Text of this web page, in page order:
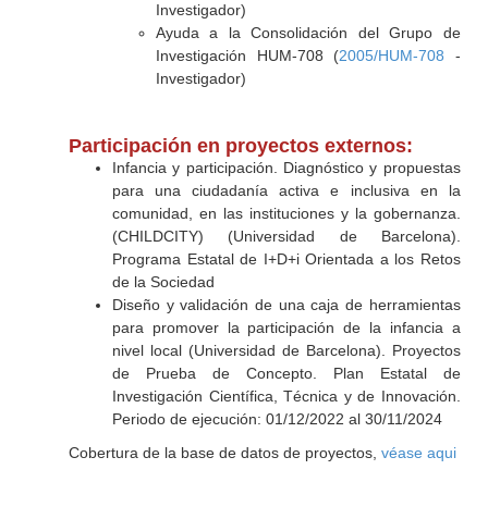
Investigador)
Ayuda a la Consolidación del Grupo de
Investigación HUM-708 (2005/HUM-708 -
Investigador)
Participación en proyectos externos:
Infancia y participación. Diagnóstico y propuestas
para una ciudadanía activa e inclusiva en la
comunidad, en las instituciones y la gobernanza.
(CHILDCITY) (Universidad de Barcelona).
Programa Estatal de I+D+i Orientada a los Retos
de la Sociedad
Diseño y validación de una caja de herramientas
para promover la participación de la infancia a
nivel local (Universidad de Barcelona). Proyectos
de Prueba de Concepto. Plan Estatal de
Investigación Científica, Técnica y de Innovación.
Periodo de ejecución: 01/12/2022 al 30/11/2024
Cobertura de la base de datos de proyectos, véase aqui